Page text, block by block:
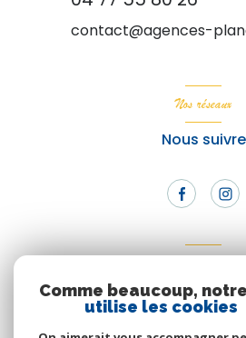
contact@agences-
Nos réseaux
Nous suivre
Nous
Comme beaucoup,
utilise les cookies